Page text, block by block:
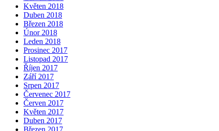
Květen 2018
Duben 2018
Březen 2018
Únor 2018
Leden 2018
Prosinec 2017
Listopad 2017
Říjen 2017
Září 2017
Srpen 2017
Červenec 2017
Červen 2017
Květen 2017
Duben 2017